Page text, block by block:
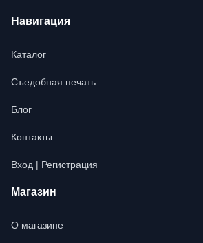
Навигация
Каталог
Съедобная печать
Блог
Контакты
Вход | Регистрация
Магазин
О магазине